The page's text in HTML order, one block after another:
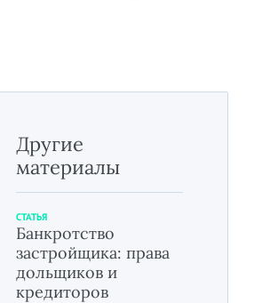
Другие
материалы
СТАТЬЯ
Банкротство
застройщика: права
дольщиков и
кредиторов